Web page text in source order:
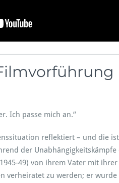
Ich passe mich an.“
reflektiert – und die
der
49) von ihrem Vater mit ihrer
verheiratet zu werden; er